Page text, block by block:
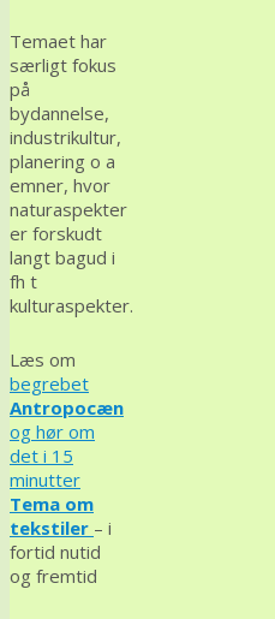
Temaet har
særligt fokus
på
bydannelse,
industrikultur,
planering o a
emner, hvor
naturaspekter
er forskudt
langt bagud i
fh t
kulturaspekter.
Læs om
begrebet
Antropocæn
og hør om
det i 15
minutter
Tema om
tekstiler – i
fortid nutid
og fremtid